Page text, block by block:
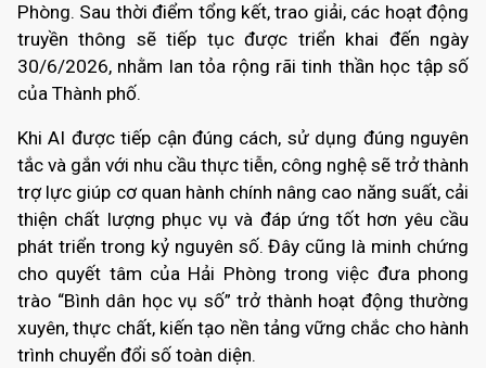
Phòng. Sau thời điểm tổng kết, trao giải, các hoạt động
truyền thông sẽ tiếp tục được triển khai đến ngày
30/6/2026, nhằm lan tỏa rộng rãi tinh thần học tập số
của Thành phố.
Khi AI được tiếp cận đúng cách, sử dụng đúng nguyên
tắc và gắn với nhu cầu thực tiễn, công nghệ sẽ trở thành
trợ lực giúp cơ quan hành chính nâng cao năng suất, cải
thiện chất lượng phục vụ và đáp ứng tốt hơn yêu cầu
phát triển trong kỷ nguyên số. Đây cũng là minh chứng
cho quyết tâm của Hải Phòng trong việc đưa phong
trào “Bình dân học vụ số” trở thành hoạt động thường
xuyên, thực chất, kiến tạo nền tảng vững chắc cho hành
trình chuyển đổi số toàn diện.